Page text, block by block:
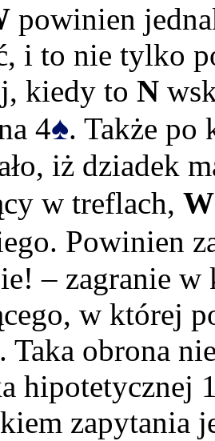
powinien
i to nie tylko
kiedy to N
4♠. Także po
iż dziadek
w treflach, W
Powinien
– zagranie
w której
Taka obrona
hipotetycznej
zapytania